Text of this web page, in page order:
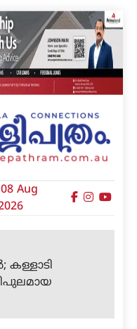
08 Aug
കള്ളാടി